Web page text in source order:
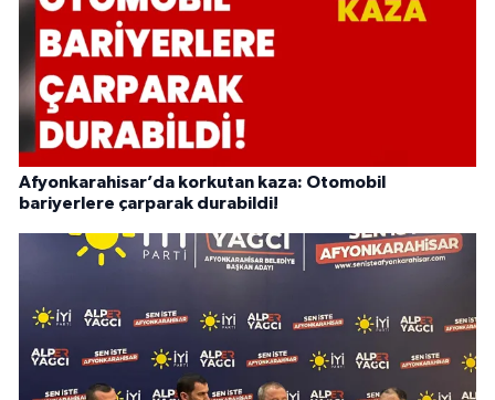
Afyonkarahisar’da korkutan kaza: Otomobil
bariyerlere çarparak durabildi!